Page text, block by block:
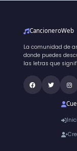
CancioneroWeb
La comunidad de
donde puedes
las letras que